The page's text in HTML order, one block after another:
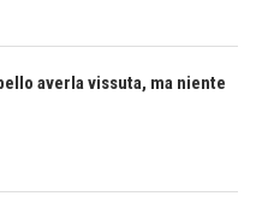
averla vissuta, ma niente